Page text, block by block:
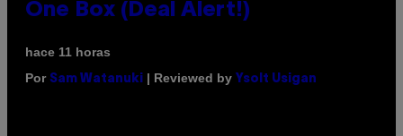
One Box (Deal Alert!)
hace 11 horas
Por Sam Watanuki | Reviewed by Ysolt Usigan